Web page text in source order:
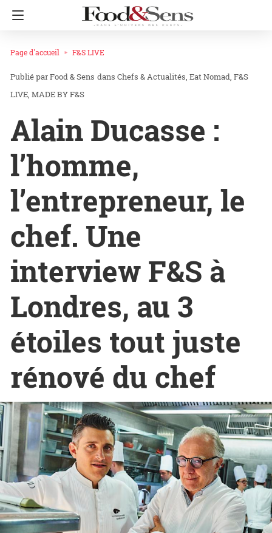
Page d'accueil F&S LIVE
Food & Sens dans Chefs & Actualités Eat Nomad F&S
LIVE MADE BY F&S
Alain Ducasse :
l’homme,
l’entrepreneur, le
chef. Une
interview F&S à
Londres, au 3
étoiles tout juste
rénové du chef